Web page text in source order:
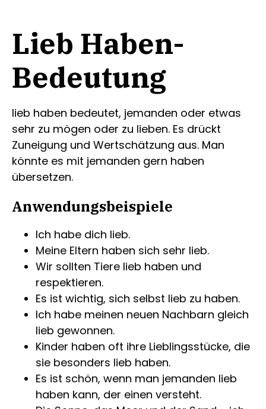
Lieb Haben-
Bedeutung
lieb haben bedeutet, jemanden oder etwas
sehr zu mögen oder zu lieben. Es drückt
Zuneigung und Wertschätzung aus. Man
könnte es mit jemanden gern haben
übersetzen.
Anwendungsbeispiele
Ich habe dich lieb.
Meine Eltern haben sich sehr lieb.
Wir sollten Tiere lieb haben und
respektieren.
Es ist wichtig, sich selbst lieb zu haben.
Ich habe meinen neuen Nachbarn gleich
lieb gewonnen.
Kinder haben oft ihre Lieblingsstücke, die
sie besonders lieb haben.
Es ist schön, wenn man jemanden lieb
haben kann, der einen versteht.